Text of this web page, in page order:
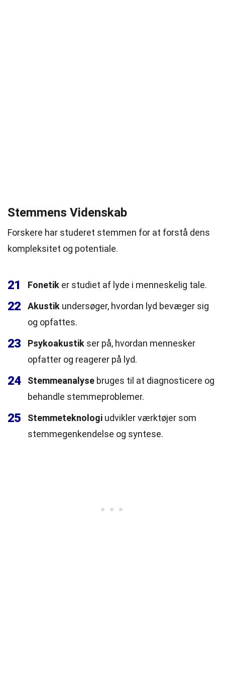
Stemmens Videnskab
Forskere har studeret stemmen for at forstå dens
kompleksitet og potentiale.
21 Fonetik er studiet af lyde i menneskelig tale.
22 Akustik undersøger, hvordan lyd bevæger sig
og opfattes.
23 Psykoakustik ser på, hvordan mennesker
opfatter og reagerer på lyd.
24 Stemmeanalyse bruges til at diagnosticere og
behandle stemmeproblemer.
25 Stemmeteknologi udvikler værktøjer som
stemmegenkendelse og syntese.